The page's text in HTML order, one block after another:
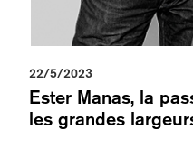
22/5/2023
Ester Manas, la
les grandes